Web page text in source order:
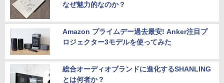
なぜ魅力的なのか？
Amazon プライムデー過去最安! Anker注目プ
ロジェクター3モデルを使ってみた
総合オーディオブランドに進化するSHANLING
とは何者か？